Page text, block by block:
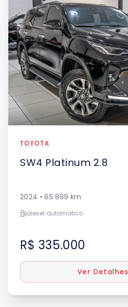
TOYOTA
SW4 Platinum 2.8
2024 •65.899 km
diesel•automatico
R$ 335.000
Ver Detalhes